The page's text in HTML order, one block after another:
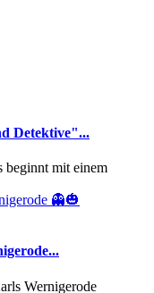
Detektive"...
beginnt mit einem
Wernigerode